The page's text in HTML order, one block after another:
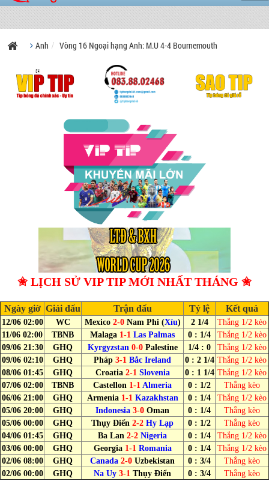
Anh Vòng 16 Ngoại hạng Anh: M.U 4-4 Bournemouth
✬ LỊCH SỬ VIP TIP MỚI NHẤT THÁNG ✬
Ngày giờ Giải đấu Trận đấu Tỷ lệ Kết quả
12/06 02:00 WC Mexico 2-0 Nam Phi (Xỉu) 2 1/4
Thắng 1/2 kèo
11/06 02:00
TBNB Malaga 1-1 Las Palmas 0 : 1/4
Thắng 1/2 kèo
09/06 21:30
GHQ Kyrgyzstan 0-0Palestine 1/4 : 0
Thắng 1/2 kèo
09/06 02:10
GHQ Pháp 3-1 Bắc Ireland 0 : 2 1/4 Thắng 1/2 kèo
08/06 01:45
GHQ Croatia2-1 Slovenia 0 : 1 1/4 Thắng 1/2 kèo
07/06 02:00
TBNB Castellon 1-1 Almeria 0 : 1/2
Thắng kèo
06/06 21:00
GHQ Armenia 1-1 Kazakhstan 0 : 1/4
Thắng 1/2 kèo
05/06 20:00
GHQ Indonesia 3-0 Oman 0 : 1/4
Thắng kèo
05/06 00:00
GHQ Thụy Điển 2-2 Hy Lạp 0 : 1/2
Thắng kèo
04/06 01:45
GHQ Ba Lan 2-2 Nigeria 0 : 1/4
Thắng 1/2 kèo
03/06 00:00
GHQ Georgia 1-1 Romania 0 : 1/4
Thắng 1/2 kèo
02/06 08:00
GHQ Canada 2-0 Uzbekistan 0 : 3/4
Thắng kèo
02/06 00:00
GHQ Na Uy 3-1 Thụy Điển 0 : 3/4 Thắng kèo